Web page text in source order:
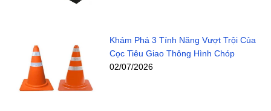
Khám Phá 3 Tính Năng Vượt Trội Của
Cọc Tiêu Giao Thông Hình Chóp
02/07/2026